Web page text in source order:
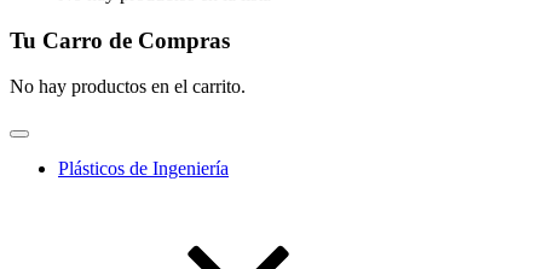
Tu Carro de Compras
No hay productos en el carrito.
Plásticos de Ingeniería